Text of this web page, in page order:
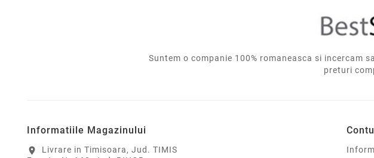
Suntem o companie 100% romaneasca si incercam
preturi
Informatiile Magazinului
location_on
Livrare in Timisoara, Jud. TIMIS